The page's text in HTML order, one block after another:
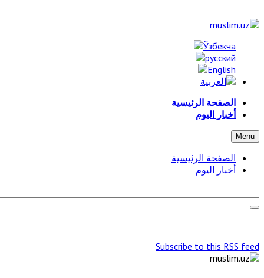
الصفحة الرئيسية
أخبار اليوم
Menu
الصفحة الرئيسية
أخبار اليوم
Subscribe to this RSS feed